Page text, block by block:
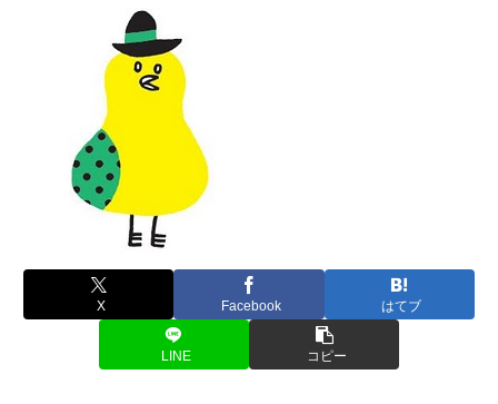
X Facebook はてブ
LINE コピー